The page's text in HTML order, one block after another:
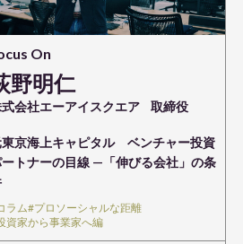
On
野明仁
式会社エーアイスクエア取締役
東京海上キャピタル ベンチャー投資
トナーの目線 —「伸びる会社」の条
ラム#プロソーシャルな距離
資家から事業家へ編